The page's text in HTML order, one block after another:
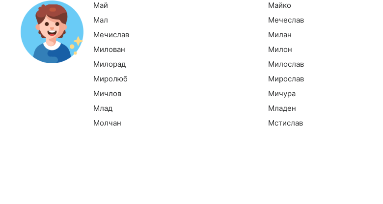
Май
Майко
Мал
Мечеслав
Мечислав
Милан
Милован
Милон
Милорад
Милослав
Миролюб
Мирослав
Мичлов
Мичура
Млад
Младен
Молчан
Мстислав